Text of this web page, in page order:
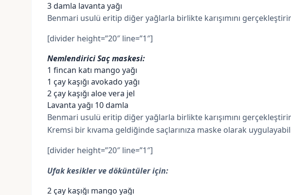
3 damla lavanta yağı
Benmari usulü eritip diğer yağlarla birlikte karışımını
[divider height=”20″ line=”1″]
Nemlendirici Saç maskesi:
1 fincan katı mango yağı
1 çay kaşığı avokado yağı
2 çay kaşığı aloe vera jel
Lavanta yağı 10 damla
Benmari usulü eritip diğer yağlarla birlikte karışımını
Kremsi bir kıvama geldiğinde saçlarınıza maske olarak
[divider height=”20″ line=”1″]
Ufak kesikler ve döküntüler için:
2 çay kaşığı mango yağı